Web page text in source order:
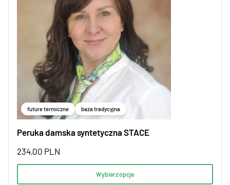
future termiczne baza tradycyjna
Peruka damska syntetyczna STACE
234,00 PLN
Wybierz opcje